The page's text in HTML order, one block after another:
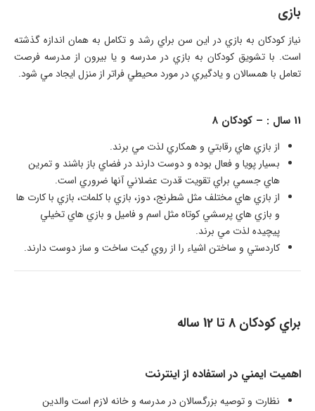
بازی
نياز كودكان به بازي در اين سن براي رشد و تكامل به همان اندازه گذشته
است. با تشويق كودكان به بازي در مدرسه و يا بيرون از مدرسه فرصت
تعامل با همسالان و يادگيري در مورد محيطي فراتر از منزل ايجاد مي شود.
11 سال : – كودكان 8
از بازي هاي رقابتي و همكاري لذت مي برند.
بسيار پويا و فعال بوده و دوست دارند در فضاي باز باشند و تمرين
هاي جسمي براي تقويت قدرت عضلاني آنها ضروري است.
از بازي هاي مختلف مثل شطرنج، دوز، بازي با كلمات، بازي با كارت ها
و بازي هاي پرسشي كوتاه مثل اسم و فاميل و بازي هاي تخيلي
پيچيده لذت مي برند.
كاردستي و ساختن اشياء را از روي كيت ساخت و ساز دوست دارند. ​
براي كودكان 8 تا 12 ساله
اهميت ايمني در استفاده از اينترنت
نظارت و توصيه بزرگسالان در مدرسه و خانه لازم است والدين